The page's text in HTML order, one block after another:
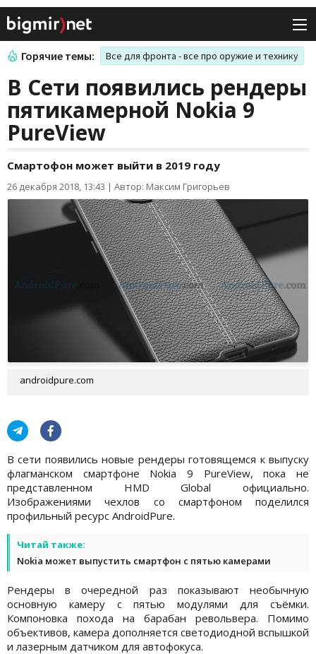
Горячие темы: Все для фронта - все про оружие и технику
В Сети появились рендеры
пятикамерной Nokia 9
PureView
Смартофон может выйти в 2019 году
26 декабря 2018, 13:43 | Автор: Максим Григорьев
androidpure.com
В сети появились новые рендеры готовящемся к выпуску
флагманском смартфоне Nokia 9 PureView, пока не
представленном HMD Global официально.
Изображениями чехлов со смартфоном поделился
профильный ресурс AndroidPure.
Читай также:
Nokia может выпустить смартфон с пятью камерами
Рендеры в очередной раз показывают необычную
основную камеру с пятью модулями для съёмки.
Компоновка похода на барабан револьвера. Помимо
объективов, камера дополняется светодиодной вспышкой
и лазерным датчиком для автофокуса.